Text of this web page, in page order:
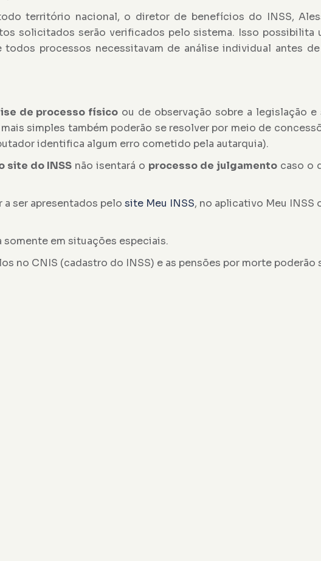
território nacional, o diretor de benefícios do INSS,
solicitados serão verificados pelo sistema. Isso possibilita
todos processos necessitavam de análise individual antes
de processo físico ou de observação sobre a legislação e
simples também poderão se resolver por meio de
identifica algum erro cometido pela autarquia).
site do INSSnão isentará o processo de julgamentocaso o
ser apresentados pelo site Meu INSS, no aplicativo Meu INSS
em situações especiais.
no CNIS (cadastro do INSS) e as pensões por morte poderão